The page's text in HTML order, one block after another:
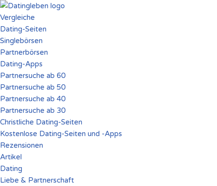
Zum
Inhalt
springen
Vergleiche
Dating-Seiten
Singlebörsen
Partnerbörsen
Dating-Apps
Partnersuche ab 60
Partnersuche ab 50
Partnersuche ab 40
Partnersuche ab 30
Christliche Dating-Seiten
Kostenlose Dating-Seiten und -Apps
Rezensionen
Artikel
Dating
Liebe & Partnerschaft